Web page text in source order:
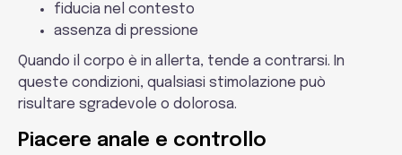
fiducia nel contesto
assenza di pressione
Quando il corpo è in allerta, tende a contrarsi. In
queste condizioni, qualsiasi stimolazione può
risultare sgradevole o dolorosa.
Piacere anale e controllo